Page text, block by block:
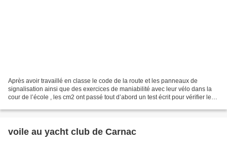
Après avoir travaillé en classe le code de la route et les panneaux de
signalisation ainsi que des exercices de maniabilité avec leur vélo dans la
cour de l’école , les cm2 ont passé tout d’abord un test écrit pour vérifier leur
voile au yacht club de Carnac